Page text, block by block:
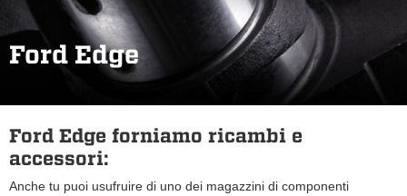
Ford Edge
Ford Edge forniamo ricambi e
accessori:
Anche tu puoi usufruire di uno dei magazzini di componenti